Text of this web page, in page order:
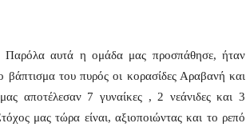
Παρόλα αυτά η ομάδα μας προσπάθησε, ήταν
του πυρός οι κορασίδες Αραβανή και
αποτέλεσαν 7 γυναίκες , 2 νεάνιδες και 3
μας τώρα είναι, αξιοποιώντας και το ρεπό